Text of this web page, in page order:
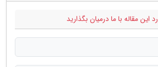
این مقاله با ما درمیان بگذارید